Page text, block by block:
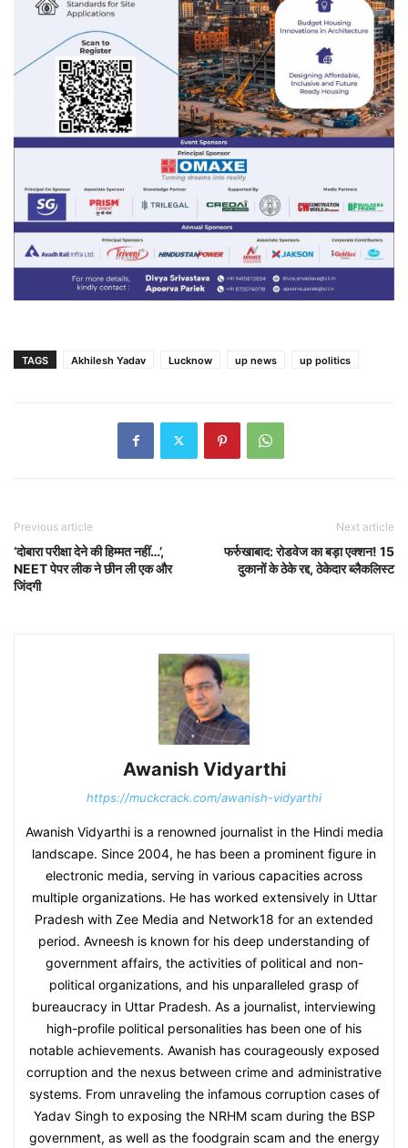
TAGS Akhilesh Yadav Lucknow up news up politics
Previous article
‘दोबारा परीक्षा देने की हिम्मत नहीं…’,
NEET पेपर लीक ने छीन ली एक और
जिंदगी
Next article
फर्रुखाबाद: रोडवेज का बड़ा एक्शन! 15
दुकानों के ठेके रद्द, ठेकेदार ब्लैकलिस्ट
Awanish Vidyarthi
https://muckcrack.com/awanish-vidyarthi
Awanish Vidyarthi is a renowned journalist in the Hindi media
landscape. Since 2004, he has been a prominent figure in
electronic media, serving in various capacities across
multiple organizations. He has worked extensively in Uttar
Pradesh with Zee Media and Network18 for an extended
period. Avneesh is known for his deep understanding of
government affairs, the activities of political and non-
political organizations, and his unparalleled grasp of
bureaucracy in Uttar Pradesh. As a journalist, interviewing
high-profile political personalities has been one of his
notable achievements. Awanish has courageously exposed
corruption and the nexus between crime and administrative
systems. From unraveling the infamous corruption cases of
Yadav Singh to exposing the NRHM scam during the BSP
government, as well as the foodgrain scam and the energy